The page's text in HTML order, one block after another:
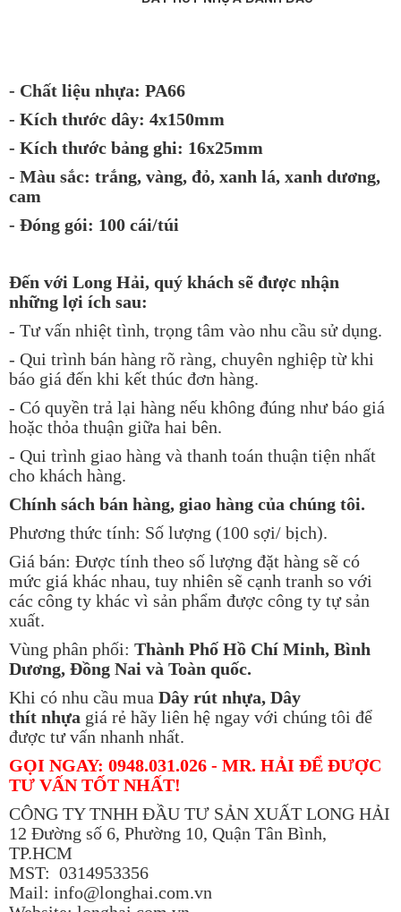
- Chất liệu nhựa: PA66
- Kích thước dây: 4x150mm
- Kích thước bảng ghi: 16x25mm
- Màu sắc: trắng, vàng, đỏ, xanh lá, xanh dương,
cam
- Đóng gói: 100 cái/túi
Đến với Long Hải, quý khách sẽ được nhận
những lợi ích sau:
- Tư vấn nhiệt tình, trọng tâm vào nhu cầu sử dụng.
- Qui trình bán hàng rõ ràng, chuyên nghiệp từ khi
báo giá đến khi kết thúc đơn hàng.
- Có quyền trả lại hàng nếu không đúng như báo giá
hoặc thỏa thuận giữa hai bên.
- Qui trình giao hàng và thanh toán thuận tiện nhất
cho khách hàng.
Chính sách bán hàng, giao hàng của chúng tôi.
Phương thức tính: Số lượng (100 sợi/ bịch).
Giá bán: Được tính theo số lượng đặt hàng sẽ có
mức giá khác nhau, tuy nhiên sẽ cạnh tranh so với
các công ty khác vì sản phẩm được công ty tự sản
xuất.
Vùng phân phối: Thành Phố Hồ Chí Minh, Bình
Dương, Đồng Nai và Toàn quốc.
Khi có nhu cầu mua Dây rút nhựa, Dây
thít nhựa giá rẻ hãy liên hệ ngay với chúng tôi để
được tư vấn nhanh nhất.
GỌI NGAY: 0948.031.026 - MR. HẢI ĐỂ ĐƯỢC
TƯ VẤN TỐT NHẤT!
CÔNG TY TNHH ĐẦU TƯ SẢN XUẤT LONG HẢI
12 Đường số 6, Phường 10, Quận Tân Bình,
TP.HCM
MST: 0314953356
Mail: info@longhai.com.vn